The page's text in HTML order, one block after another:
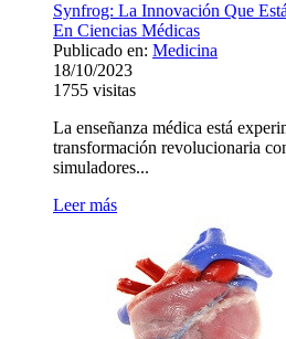
Synfrog: La Innovación Que
En Ciencias Médicas
Publicado en: Medicina
18/10/2023
1755 visitas
La enseñanza médica está
transformación revolucionaria
simuladores...
Leer más